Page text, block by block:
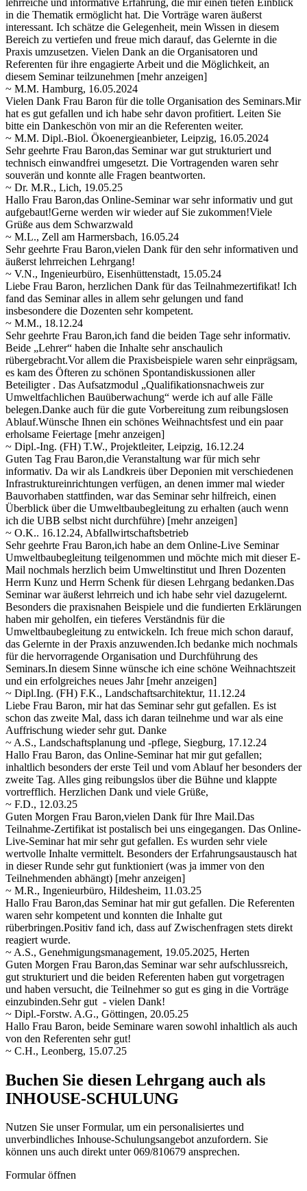
in die Thematik ermöglicht hat. Die Vorträge waren äußerst
interessant. Ich schätze die Gelegenheit, mein Wissen in diesem
Bereich zu vertiefen und freue mich darauf, das Gelernte in die
Praxis umzusetzen. Vielen Dank an die Organisatoren und
Referenten für ihre engagierte Arbeit und die Möglichkeit, an
diesem Seminar teilzunehmen [mehr anzeigen]
~ M.M. Hamburg, 16.05.2024
Vielen Dank Frau Baron für die tolle Organisation des Seminars.Mir
hat es gut gefallen und ich habe sehr davon profitiert. Leiten Sie
bitte ein Dankeschön von mir an die Referenten weiter.
~ M.M. Dipl.-Biol. Ökoenergieanbieter, Leipzig, 16.05.2024
Sehr geehrte Frau Baron,das Seminar war gut strukturiert und
technisch einwandfrei umgesetzt. Die Vortragenden waren sehr
souverän und konnte alle Fragen beantworten.
~ Dr. M.R., Lich, 19.05.25
Hallo Frau Baron,das Online-Seminar war sehr informativ und gut
aufgebaut!Gerne werden wir wieder auf Sie zukommen!Viele
Grüße aus dem Schwarzwald
~ M.L., Zell am Harmersbach, 16.05.24
Sehr geehrte Frau Baron,vielen Dank für den sehr informativen und
äußerst lehrreichen Lehrgang!
~ V.N., Ingenieurbüro, Eisenhüttenstadt, 15.05.24
Liebe Frau Baron, herzlichen Dank für das Teilnahmezertifikat! Ich
fand das Seminar alles in allem sehr gelungen und fand
insbesondere die Dozenten sehr kompetent.
~ M.M., 18.12.24
Sehr geehrte Frau Baron,ich fand die beiden Tage sehr informativ.
Beide „Lehrer“ haben die Inhalte sehr anschaulich
rübergebracht.Vor allem die Praxisbeispiele waren sehr einprägsam,
es kam des Öfteren zu schönen Spontandiskussionen aller
Beteiligter . Das Aufsatzmodul „Qualifikationsnachweis zur
Umweltfachlichen Bauüberwachung“ werde ich auf alle Fälle
belegen.Danke auch für die gute Vorbereitung zum reibungslosen
Ablauf.Wünsche Ihnen ein schönes Weihnachtsfest und ein paar
erholsame Feiertage [mehr anzeigen]
~ Dipl.-Ing. (FH) T.W., Projektleiter, Leipzig, 16.12.24
Guten Tag Frau Baron,die Veranstaltung war für mich sehr
informativ. Da wir als Landkreis über Deponien mit verschiedenen
Infrastruktureinrichtungen verfügen, an denen immer mal wieder
Bauvorhaben stattfinden, war das Seminar sehr hilfreich, einen
Überblick über die Umweltbaubegleitung zu erhalten (auch wenn
ich die UBB selbst nicht durchführe) [mehr anzeigen]
~ O.K.. 16.12.24, Abfallwirtschaftsbetrieb
Sehr geehrte Frau Baron,ich habe an dem Online-Live Seminar
Umweltbaubegleitung teilgenommen und möchte mich mit dieser E-
Mail nochmals herzlich beim Umweltinstitut und Ihren Dozenten
Herrn Kunz und Herrn Schenk für diesen Lehrgang bedanken.Das
Seminar waräußerst lehrreich und ich habe sehr viel dazugelernt.
Besonders die praxisnahen Beispiele und die fundierten Erklärungen
haben mir geholfen, ein tieferes Verständnis für die
Umweltbaubegleitung zu entwickeln. Ich freue mich schon darauf,
das Gelernte in der Praxis anzuwenden.Ich bedanke mich nochmals
für die hervorragende Organisation und Durchführung des
Seminars.In diesem Sinne wünsche ich eine schöne Weihnachtszeit
und ein erfolgreiches neues Jahr [mehr anzeigen]
~ Dipl.Ing. (FH) F.K., Landschaftsarchitektur, 11.12.24
Liebe Frau Baron, mir hat das Seminar sehr gut gefallen. Es ist
schon das zweite Mal, dass ich daran teilnehme und war als eine
Auffrischung wieder sehr gut. Danke
~ A.S., Landschaftsplanung und -pflege, Siegburg, 17.12.24
Hallo Frau Baron, das Online-Seminar hat mir gut gefallen;
inhaltlich besonders der erste Teil und vom Ablauf her besonders der
zweite Tag. Alles ging reibungslos über die Bühne und klappte
vortrefflich. Herzlichen Dank und viele Grüße,
~ F.D., 12.03.25
Guten Morgen Frau Baron,vielen Dank für Ihre Mail.Das
Teilnahme-Zertifikat ist postalisch bei uns eingegangen. Das Online-
Live-Seminar hat mir sehr gut gefallen. Es wurden sehr viele
wertvolle Inhalte vermittelt. Besonders der Erfahrungsaustausch hat
in dieserRunde sehr gut funktioniert (was ja immer von den
Teilnehmenden abhängt) [mehr anzeigen]
~ M.R., Ingenieurbüro, Hildesheim, 11.03.25
Hallo Frau Baron,das Seminar hat mir gut gefallen. Die Referenten
waren sehr kompetent und konnten die Inhalte gut
rüberbringen.Positiv fand ich, dass auf Zwischenfragen stets direkt
reagiert wurde.
~ A.S., Genehmigungsmanagement, 19.05.2025, Herten
Guten Morgen Frau Baron,das Seminar war sehr aufschlussreich,
gut strukturiert und die beiden Referenten haben gut vorgetragen
und haben versucht, die Teilnehmer so gut es ging in die Vorträge
einzubinden.Sehr gut - vielen Dank!
~ Dipl.-Forstw. A.G., Göttingen, 20.05.25
Hallo Frau Baron, beide Seminare waren sowohl inhaltlich als auch
von den Referenten sehr gut!
~ C.H., Leonberg, 15.07.25
Buchen Sie diesen Lehrgang auch als
INHOUSE-SCHULUNG
Nutzen Sie unser Formular, um ein personalisiertes und
unverbindliches Inhouse-Schulungs­angebot anzufordern. Sie
können uns auch direkt unter 069/810679 ansprechen.
Formular öffnen